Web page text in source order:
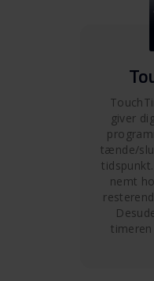
giver
tænde/
nemt